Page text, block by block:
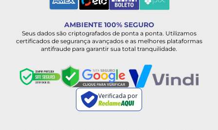
AMBIENTE 100% SEGURO
Seus dados são criptografados de ponta a ponta. Utilizamos
certificados de segurança avançados e as melhores plataformas
antifraude para garantir sua total tranquilidade.
Verificada por